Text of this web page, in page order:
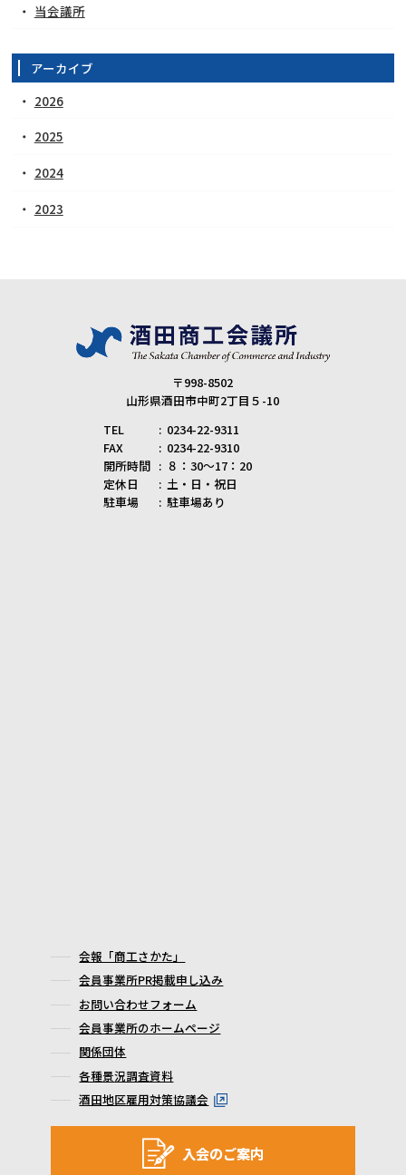
当会議所
アーカイブ
2026
2025
2024
2023
〒998-8502
山形県酒田市中町2丁目５-10
TEL
0234-22-9311
FAX
0234-22-9310
開所時間
８：30～17：20
定休日
土・日・祝日
駐車場
駐車場あり
会報「商工さかた」
会員事業所PR掲載申し込み
お問い合わせフォーム
会員事業所のホームページ
関係団体
各種景況調査資料
酒田地区雇用対策協議会
入会のご案内